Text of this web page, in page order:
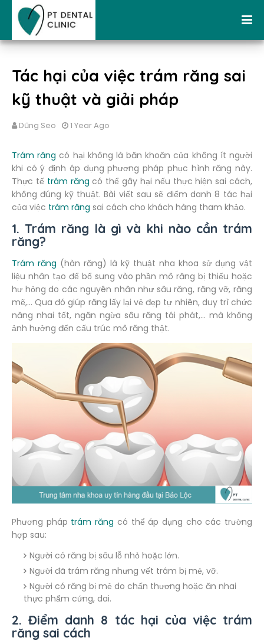
Tác hại của việc trám răng sai
kỹ thuật và giải pháp
Dũng Seo 1 Year Ago
Trám răng có hại không là băn khoăn của không ít người
khi có ý định áp dụng phương pháp phục hình răng này.
Thực tế trám răng có thể gây hại nếu thực hiện sai cách,
không đúng kỹ thuật. Bài viết sau sẽ điểm danh 8 tác hại
của việc trám răng sai cách cho khách hàng tham khảo.
1. Trám răng là gì và khi nào cần trám
răng?
Trám răng (hàn răng) là kỹ thuật nha khoa sử dụng vật
liệu nhân tạo để bổ sung vào phần mô răng bị thiếu hoặc
hư hỏng do các nguyên nhân như sâu răng, răng vỡ, răng
mẽ,… Qua đó giúp răng lấy lại vẻ đẹp tự nhiên, duy trì chức
năng nhai tốt, ngăn ngừa sâu răng tái phát,… mà không
ảnh hưởng đến cấu trúc mô răng thật.
Phương pháp trám răng có thể áp dụng cho các trường
hợp sau:
Người có răng bị sâu lỗ nhỏ hoặc lớn.
Người đã trám răng nhưng vết trám bị mẻ, vỡ.
Người có răng bị mẻ do chấn thương hoặc ăn nhai
thực phẩm cứng, dai.
2. Điểm danh 8 tác hại của việc trám
răng sai cách